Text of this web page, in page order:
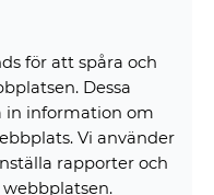
för att spåra och
Dessa
in information om
Vi använder
rapporter och